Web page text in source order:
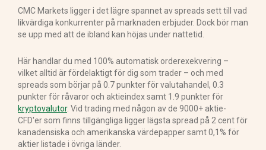
CMC Markets ligger i det lägre spannet av spreads sett till vad
likvärdiga konkurrenter på marknaden erbjuder. Dock bör man
se upp med att de ibland kan höjas under nattetid.
Här handlar du med 100% automatisk orderexekvering –
vilket alltid är fördelaktigt för dig som trader – och med
spreads som börjar på 0.7 punkter för valutahandel, 0.3
punkter för råvaror och aktieindex samt 1.9 punkter för
kryptovalutor. Vid trading med någon av de 9000+ aktie-
CFD'er som finns tillgängliga ligger lägsta spread på 2 cent för
kanadensiska och amerikanska värdepapper samt 0,1% för
aktier listade i övriga länder.